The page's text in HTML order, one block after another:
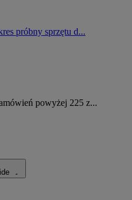
próbny sprzętu d...
powyżej 225 z...